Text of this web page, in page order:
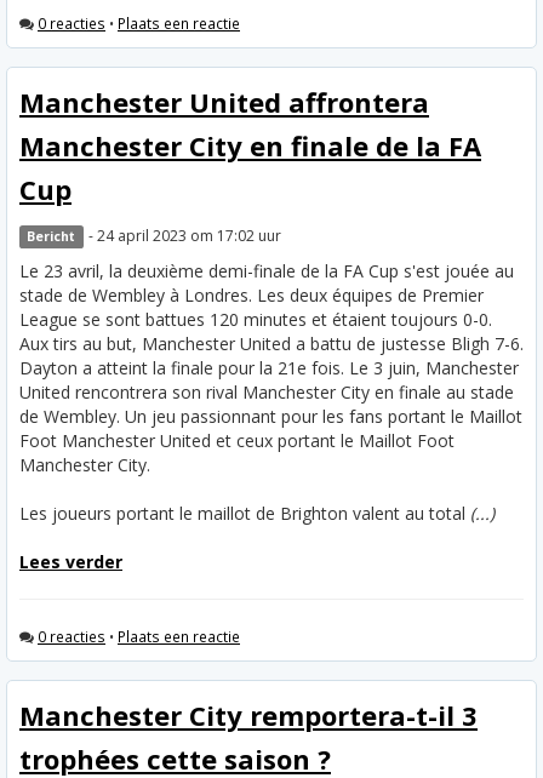
0 reacties • Plaats een reactie
Manchester United affrontera
Manchester City en finale de la FA
Cup
Bericht - 24 april 2023 om 17:02 uur
Le 23 avril, la deuxième demi-finale de la FA Cup s'est jouée au
stade de Wembley à Londres. Les deux équipes de Premier
League se sont battues 120 minutes et étaient toujours 0-0.
Aux tirs au but, Manchester United a battu de justesse Bligh 7-6.
Dayton a atteint la finale pour la 21e fois. Le 3 juin, Manchester
United rencontrera son rival Manchester City en finale au stade
de Wembley. Un jeu passionnant pour les fans portant le Maillot
Foot Manchester United et ceux portant le Maillot Foot
Manchester City.
Les joueurs portant le maillot de Brighton valent au total (...)
Lees verder
0 reacties • Plaats een reactie
Manchester City remportera-t-il 3
trophées cette saison ?